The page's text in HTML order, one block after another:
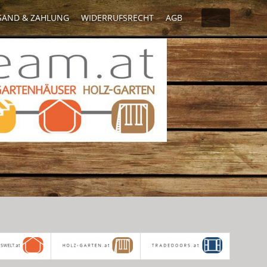
AGB
WIDERRUFSRECHT
& ZAHLUNG